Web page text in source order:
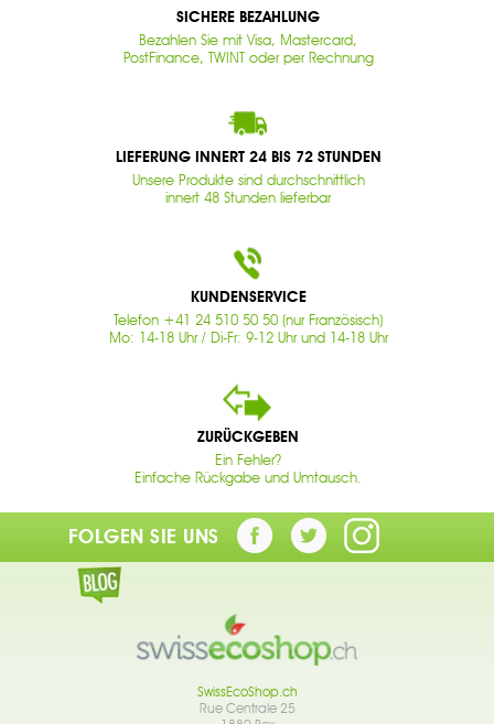
SICHERE BEZAHLUNG
Bezahlen Sie mit Visa, Mastercard,
PostFinance, TWINT oder per Rechnung
LIEFERUNG INNERT 24 BIS 72 STUNDEN
Unsere Produkte sind durchschnittlich
innert 48 Stunden lieferbar
KUNDENSERVICE
Telefon +41 24 510 50 50 (nur Französisch)
Mo: 14-18 Uhr / Di-Fr: 9-12 Uhr und 14-18 Uhr
ZURÜCKGEBEN
Ein Fehler?
Einfache Rückgabe und Umtausch.
FOLGEN SIE UNS
SwissEcoShop.ch
Rue Centrale 25